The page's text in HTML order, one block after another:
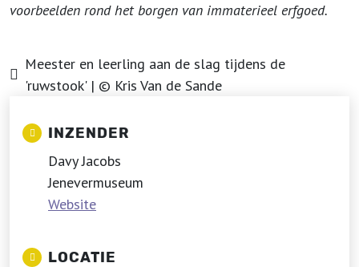
voorbeelden rond het borgen van immaterieel erfgoed.
Meester en leerling aan de slag tijdens de
'ruwstook' | © Kris Van de Sande
INZENDER
Davy Jacobs
Jenevermuseum
Website
LOCATIE